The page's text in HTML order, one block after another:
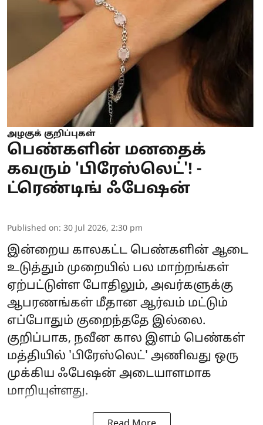
அழகுக் குறிப்புகள்
பெண்களின் மனதைக்
கவரும் 'பிரேஸ்லெட்'! -
ட்ரெண்டிங் ஃபேஷன்
Published on: 30 Jul 2026, 2:30 pm
இன்றைய காலகட்ட பெண்களின் ஆடை
உடுத்தும் முறையில் பல மாற்றங்கள்
ஏற்பட்டுள்ள போதிலும், அவர்களுக்கு
ஆபரணங்கள் மீதான ஆர்வம் மட்டும்
எப்போதும் குறைந்ததே இல்லை.
குறிப்பாக, நவீன கால இளம் பெண்கள்
மத்தியில் 'பிரேஸ்லெட்' அணிவது ஒரு
முக்கிய ஃபேஷன் அடையாளமாக
மாறியுள்ளது.